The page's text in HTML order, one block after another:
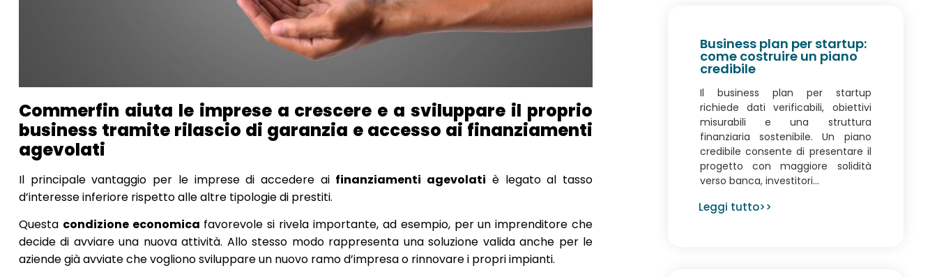
Commerfin aiuta le imprese a crescere e a sviluppare il proprio
business tramite rilascio di garanzia e accesso ai finanziamenti
agevolati
Il principale vantaggio per le imprese di accedere ai finanziamenti agevolati è legato al tasso
d’interesse inferiore rispetto alle altre tipologie di prestiti.
Questa condizione economica favorevole si rivela importante, ad esempio, per un imprenditore che
decide di avviare una nuova attività. Allo stesso modo rappresenta una soluzione valida anche per le
aziende già avviate che vogliono sviluppare un nuovo ramo d’impresa o rinnovare i propri impianti.
Business plan per startup:
come costruire un piano
credibile
Il business plan per startup
richiede dati verificabili, obiettivi
misurabili e una struttura
finanziaria sostenibile. Un piano
credibile consente di presentare il
progetto con maggiore solidità
verso banca, investitori...
Leggi tutto>>